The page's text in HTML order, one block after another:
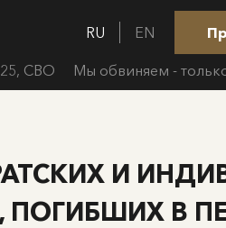
RU EN
СВО Мы обвиняем -
И
ПОГИБШИХ В